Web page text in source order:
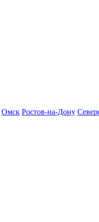
Омск Ростов-на-Дону